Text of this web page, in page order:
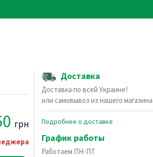
грн
Доставка
Доставка по всей Украине!
или самовывоз из нашего магазина.
Подробнее о доставке
График работы
Работаем ПН-ПТ